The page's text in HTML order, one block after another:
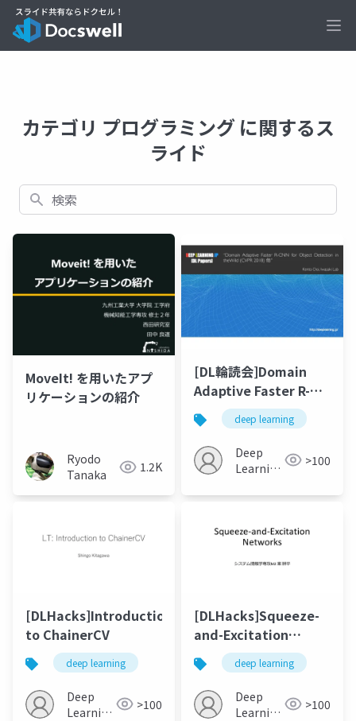
カテゴリ プログラミング に関するス
ライド
検索
MoveIt! を用いたアプ
リケーションの紹介
Ryodo
Tanaka
1.2K
[DL輪読会]Domain
Adaptive Faster R-
CNN for Object
Detection in the Wild
deep learning
Deep
Learning
>100
[DLHacks]Introduction
to ChainerCV
deep learning
Deep
Learning
>100
[DLHacks]Squeeze-
and-Excitation
Networksdeep learning
Deep
Learning
>100